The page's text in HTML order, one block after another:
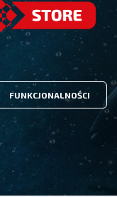
FUNKCJONALNOŚCI